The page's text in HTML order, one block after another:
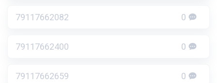
79117662082 0
79117662400 0
79117662659 0